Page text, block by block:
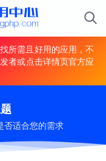
所需且好用的应用，不
者或点击详情页官方应
否适合您的需求